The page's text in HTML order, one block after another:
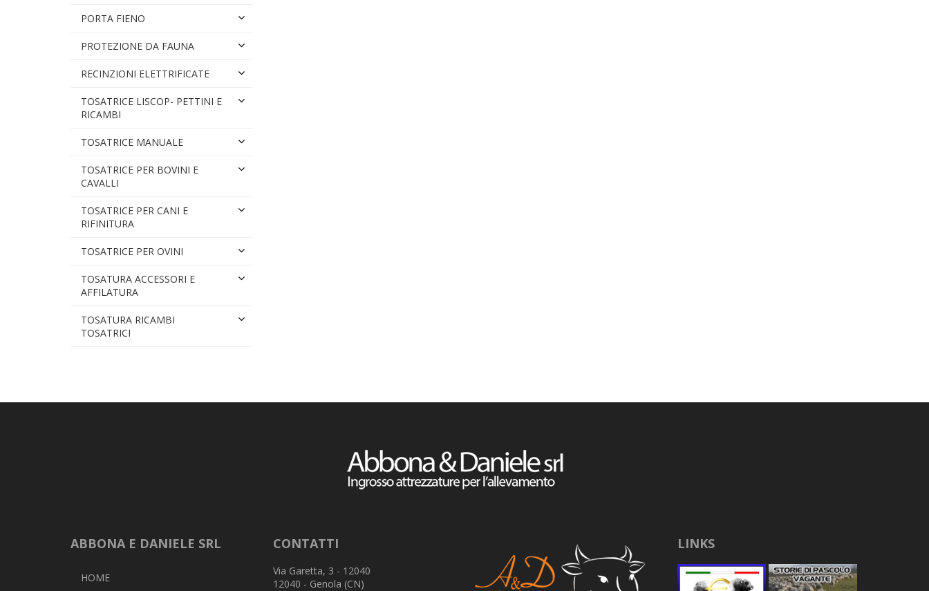
PORTA FIENO
PROTEZIONE DA FAUNA
RECINZIONI ELETTRIFICATE
TOSATRICE LISCOP- PETTINI E
RICAMBI
TOSATRICE MANUALE
TOSATRICE PER BOVINI E
CAVALLI
TOSATRICE PER CANI E
RIFINITURA
TOSATRICE PER OVINI
TOSATURA ACCESSORI E
AFFILATURA
TOSATURA RICAMBI
TOSATRICI
ABBONA E DANIELE SRL
HOME
CONTATTI
Via Garetta, 3 - 12040
12040 - Genola (CN)
LINKS